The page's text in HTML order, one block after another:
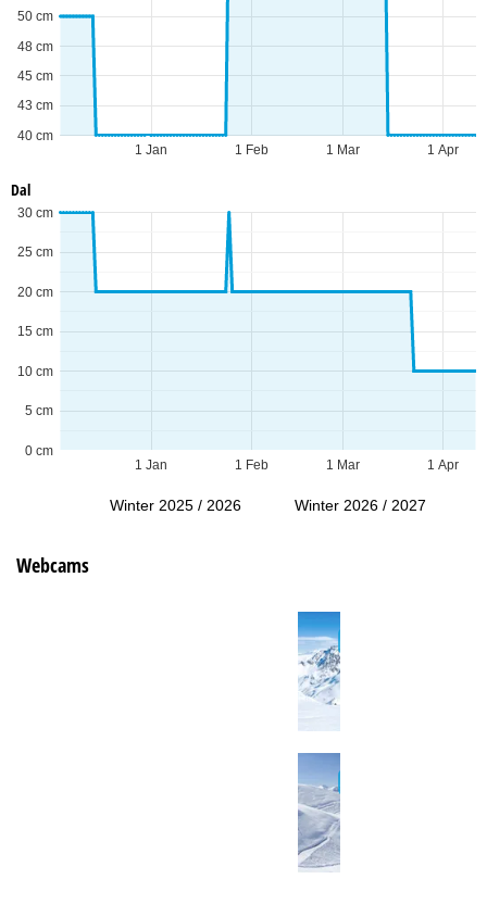
1 Jan 1 Feb 1 Mar 1 Apr
40 cm
43 cm
45 cm
48 cm
50 cm
Dal
1 Jan 1 Feb 1 Mar 1 Apr
0 cm
5 cm
10 cm
15 cm
20 cm
25 cm
30 cm
Winter 2025 / 2026 Winter 2026 / 2027
Webcams